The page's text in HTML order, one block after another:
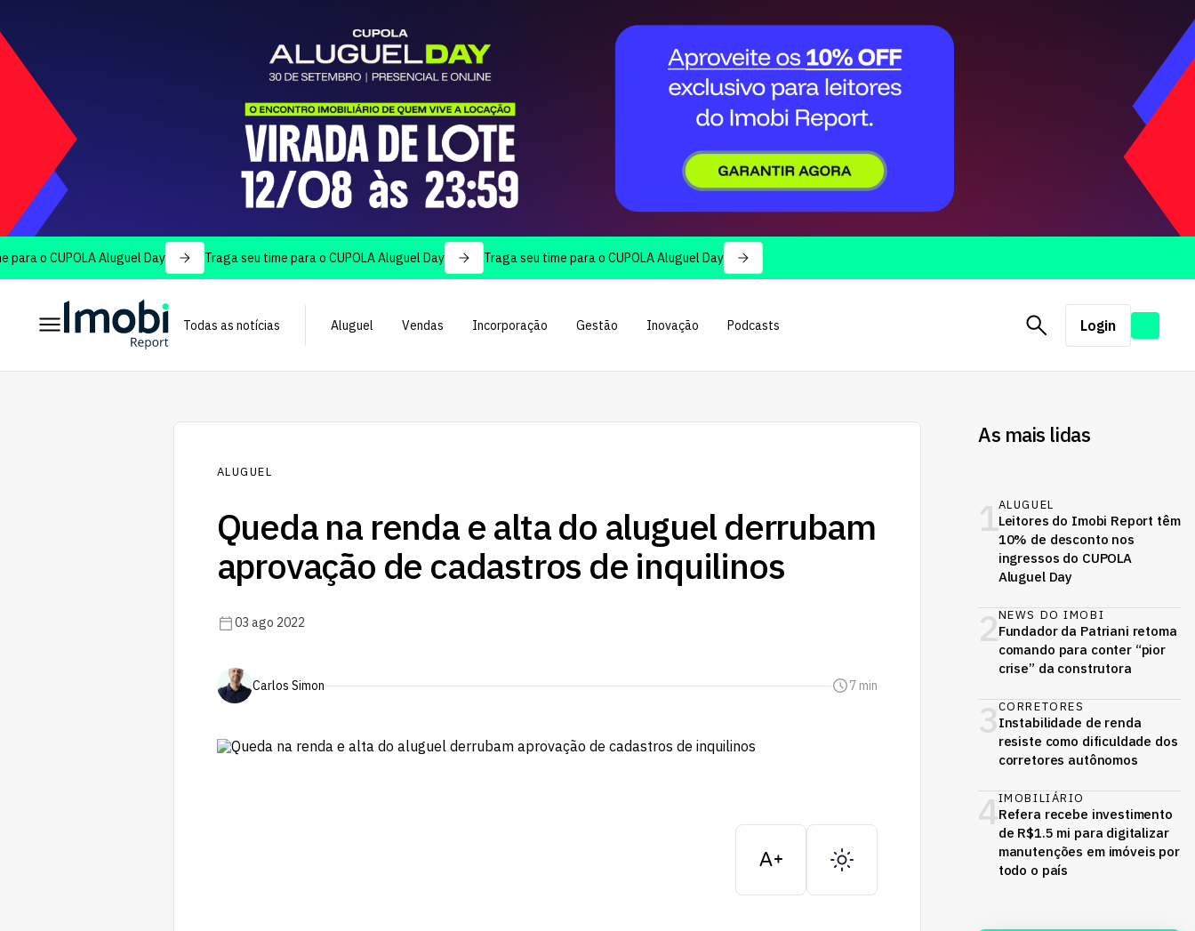
CUPOLA Aluguel Day Traga seu time para o CUPOLA Aluguel Day Traga seu time para o CUPOLA Aluguel Day
Todas as notícias Aluguel Vendas Incorporação Gestão Inovação Podcasts Login
ALUGUEL
Queda na renda e alta do aluguel derrubam
aprovação de cadastros de inquilinos
03 ago 2022
Carlos Simon 7 min
As mais lidas
1ALUGUEL
Leitores do Imobi Report têm
10% de desconto nos
ingressos do CUPOLA
Aluguel Day
2NEWS DO IMOBI
Fundador da Patriani retoma
comando para conter “pior
crise” da construtora
3CORRETORES
Instabilidade de renda
resiste como dificuldade dos
corretores autônomos
4IMOBILIÁRIO
Refera recebe investimento
de R$1.5 mi para digitalizar
manutenções em imóveis por
todo o país